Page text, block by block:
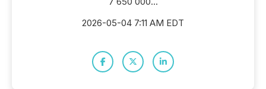
2026-05-04 7:11 AM EDT